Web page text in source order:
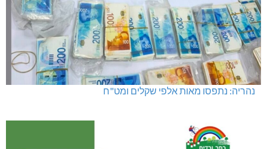
מועדון "פסק זמן" בגלריה הלבנה